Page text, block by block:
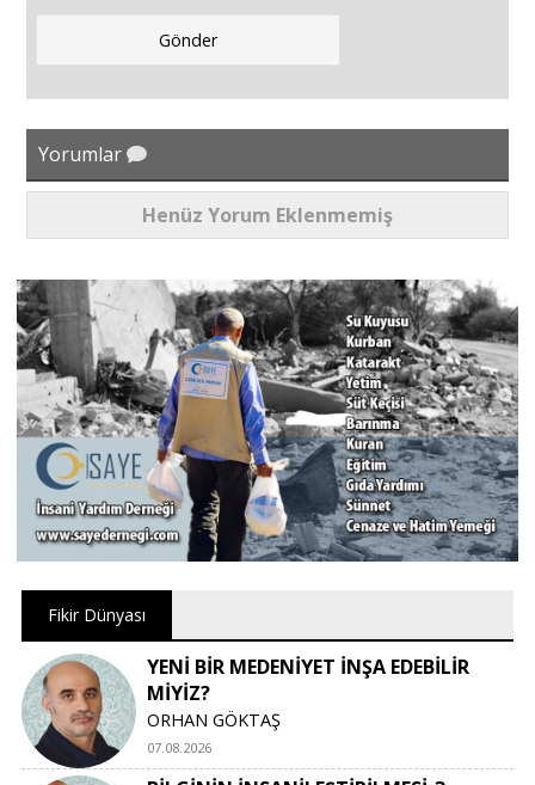
Yorumlar
Henüz Yorum Eklenmemiş
Fikir Dünyası
YENİ BİR MEDENİYET İNŞA EDEBİLİR
MİYİZ?
ORHAN GÖKTAŞ
07.08.2026